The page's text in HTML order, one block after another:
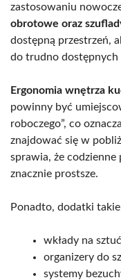
zastosowaniu
obrotowe oraz
dostępną przestrzeń,
do trudno
Ergonomia wnętrza
powinny być
roboczego”, co
znajdować się w
sprawia, że
znacznie prostsze.
Ponadto, dodatki
wkłady na
organizery do
systemy